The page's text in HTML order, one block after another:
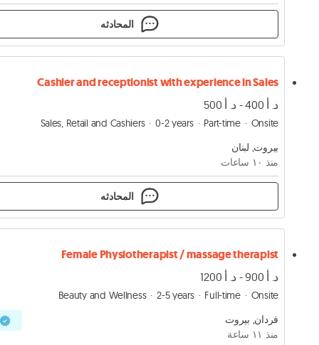
المحادثه
Cashier and receptionist with experience in Sales
د. أ 400 - د. أ 500
Sales, Retail and Cashiers 0-2 years Part-time
Onsite
بيروت, لبنان
منذ ١۰ ساعات
المحادثه
Female Physiotherapist / massage therapist
د. أ 900 - د. أ 1200
Beauty and Wellness 2-5 years Full-time
Onsite
فردان, بيروت
منذ ١١ ساعة